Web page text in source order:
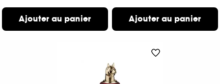
Ajouter au panier Ajouter au panier